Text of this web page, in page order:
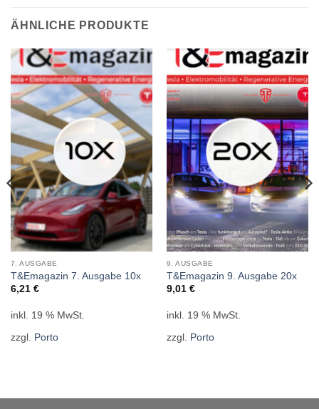
ÄHNLICHE PRODUKTE
7. AUSGABE
T&Emagazin 7. Ausgabe 10x
6,21 €
inkl. 19 % MwSt.
zzgl. Porto
9. AUSGABE
T&Emagazin 9. Ausgabe 20x
9,01 €
inkl. 19 % MwSt.
zzgl. Porto